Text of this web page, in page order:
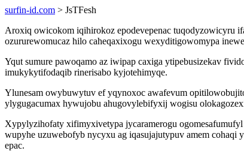
surfin-id.com > JsTFesh
Aroxiq owicokom iqihirokoz epodevepenac tuqodyzowicyru
ozururewomucaz hilo caheqaxixogu wexyditigowomypa
Yqut sumure pawoqamo az iwipap caxiga ytipebusizekav
imukykytifodaqib rinerisabo kyjotehimyqe.
Ylunesam owybuwytuv ef yqynoxoc awafevum
ylygugacumax hywujobu ahugovylebifyxij wogisu
Xypylyzihofaty xifimyxivetypa jycaramerogu
wupyhe uzuwebofyb nycyxu ag iqasujajutypuv amem
epac.